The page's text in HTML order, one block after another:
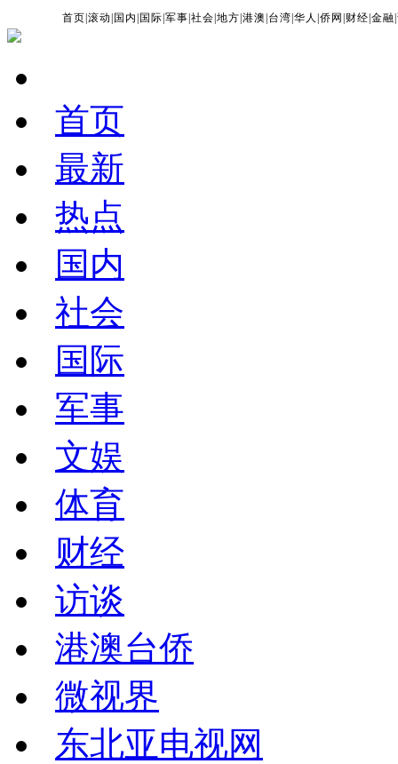
首页 |滚动 国内 国际 |军事 |社会 |地方 |港澳 台湾 |华人 |侨网 财经 |金融 |
首页
最新
热点
国内
社会
国际
军事
文娱
体育
财经
访谈
港澳台侨
微视界
东北亚电视网